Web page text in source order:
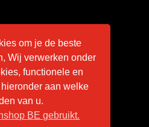
Contact
info@fan-shop.be
BTW BE 0879.850.673
om je de beste
Wij verwerken onder
functionele en
aan welke
van u.
BE gebruikt.